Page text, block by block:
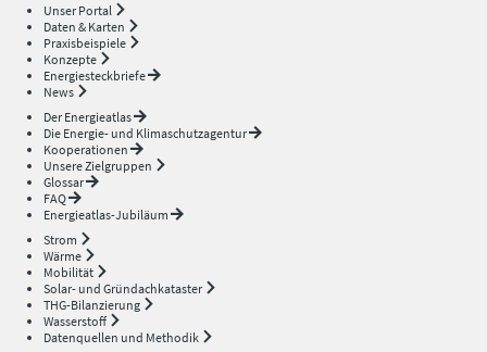
Unser Portal
Daten & Karten
Praxisbeispiele
Konzepte
Energiesteckbriefe
News
Der Energieatlas
Die Energie- und Klimaschutzagentur
Kooperationen
Unsere Zielgruppen
Glossar
FAQ
Energieatlas-Jubiläum
Strom
Wärme
Mobilität
Solar- und Gründachkataster
THG-Bilanzierung
Wasserstoff
Datenquellen und Methodik